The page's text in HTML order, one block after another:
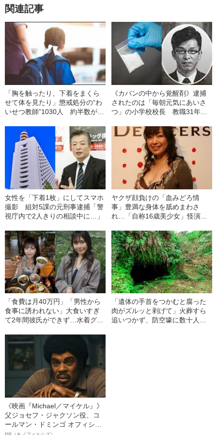
関連記事
「胸を触ったり、下着をまくら
せて体を見たり」懲戒処分の“わ
いせつ教師”1030人 約半数が自
《カバンの中から覚醒剤》逮捕
されたのは「毎朝元気にあいさ
つ」の小学校校長 教職31年の
女性を「下着1枚」にしてスマホ
撮影 組対5課の元刑事逮捕「警
視庁内で2人きりの相談中に…」
ヤクザ顔負けの「血みどろ情
事」豊満な身体を舐めまわさ
れ…「自称16歳美少女」怪演
ぎる“熟れ方”
「食費は月40万円」「男性から
食事に誘われない」大食いすぎ
て2年間彼氏ができず…水着グラ
女子（24）が語る、驚愕の食生
「遺体の手首をつかむと腐った
肉がズルッと剥げて」火葬すら
追いつかず、防空壕に数十人
《映画『Michael／マイケル』》
父ジョセフ・ジャクソン役、コ
ールマン・ドミンゴ オフィシャ